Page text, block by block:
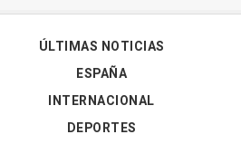
ÚLTIMAS NOTICIAS
ESPAÑA
INTERNACIONAL
DEPORTES